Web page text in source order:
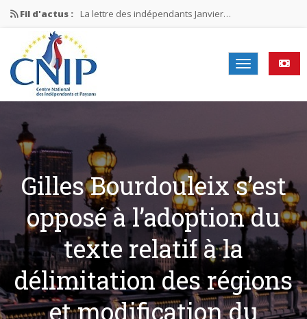
Fil d'actus : La lettre des indépendants Janvier…
La lettre des indépendants Novembre…
La lettre des indépendants Juin…
Mission nationale ÉLECTIONS MUNICIPALES 2026
Gilles Bourdouleix s’est
opposé à l’adoption du
texte relatif à la
délimitation des régions
et modification du